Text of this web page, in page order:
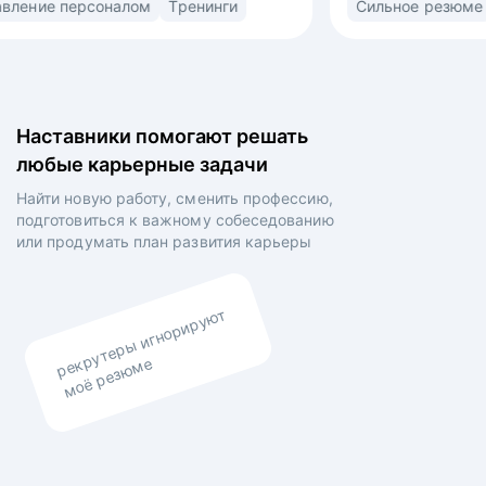
(market/product fit) в найме. Знаю ожидания
Выравниваю ваши личные цели и планы
работодателя.
Управление персоналом
Тренинги
Наставники помогают решать
любые карьерные задачи
Найти новую работу, сменить профессию,
подготовиться к важному собеседованию
или продумать план развития карьеры
рекрутеры игнорируют
моё резюме